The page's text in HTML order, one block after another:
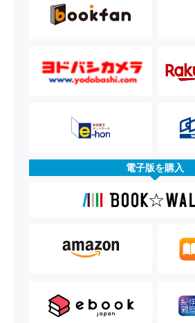
電子版を購入